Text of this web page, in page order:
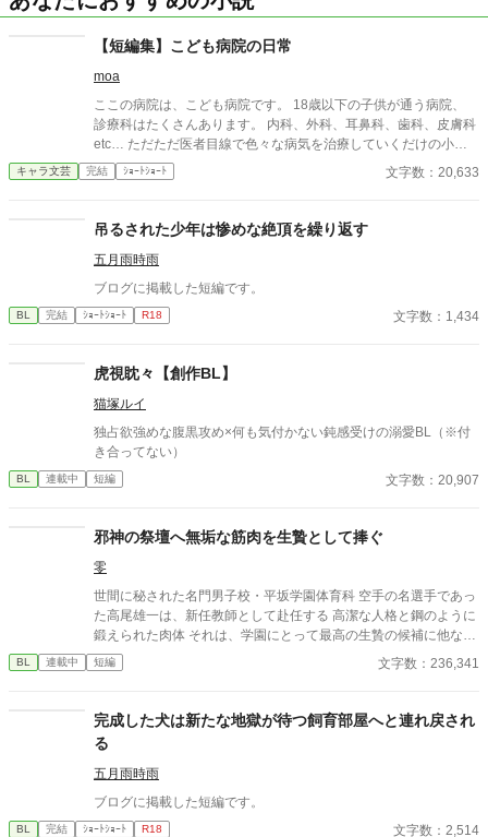
【短編集】こども病院の日常
moa
ここの病院は、こども病院です。 18歳以下の子供が通う病院、
診療科はたくさんあります。 内科、外科、耳鼻科、歯科、皮膚科
etc… ただただ医者目線で色々な病気を治療していくだけの小説
です。 恋愛要素などは一切ありません。 密着病院24時！的な感
じです。 人物像などは表記していない為、読者様のご想像にお任
ください。 歯科以外の医療知識はそこまで詳しくないのですみま
せんがご了承ください。
キャラ文芸 完結 ｼｮｰﾄｼｮｰﾄ 文字数：20,633
吊るされた少年は惨めな絶頂を繰り返す
五月雨時雨
ブログに掲載した短編です。
BL 完結 ｼｮｰﾄｼｮｰﾄ R18 文字数：1,434
虎視眈々【創作BL】
猫塚ルイ
独占欲強めな腹黒攻め×何も気付かない鈍感受けの溺愛BL（※付
き合ってない）
BL 連載中 短編 文字数：20,907
邪神の祭壇へ無垢な筋肉を生贄として捧ぐ
零
世間に秘された名門男子校・平坂学園体育科 空手の名選手であっ
た高尾雄一は、新任教師として赴任する 高潔な人格と鋼のように
鍛えられた肉体 それは、学園にとって最高の生贄の候補に他なら
なかった 至高の筋肉を持つ、精神を削られ意志をなくした青年を
太古の神に捧げるため、“水”、“風”、“土”の信奉者達が暗躍する 意
校で繰り広げられるダークファンタジー
BL 連載中 短編 文字数：236,341
完成した犬は新たな地獄が待つ飼育部屋へと連れ戻され
る
五月雨時雨
ブログに掲載した短編です。
BL 完結 ｼｮｰﾄｼｮｰﾄ R18 文字数：2,514